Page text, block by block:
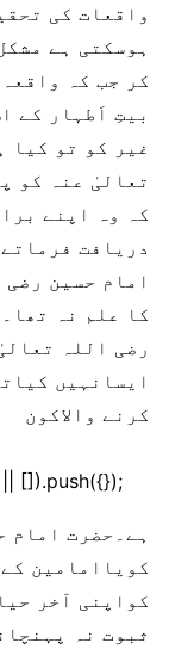
واقعات کی
ہوسکتی ہے
کر جب کہ
بیتِ اَطہار کے
غیر کو تو کیا
تعالیٰ عنہ کو
کہ وہ اپنے
دریافت
امام حسین
کا علم نہ
رضی اللہ
ایسانہیں
کرنے والاکون
[]).push({});
ہے۔حضرت امام
کویاامامین
کواپنی آخر
ثبوت نہ